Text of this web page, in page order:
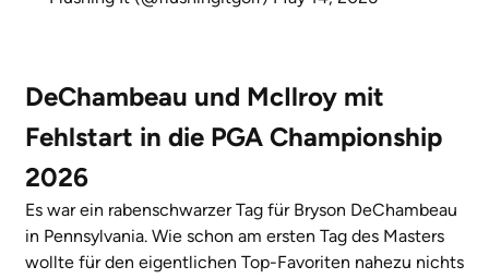
DeChambeau und McIlroy mit
Fehlstart in die PGA Championship
2026
Es war ein rabenschwarzer Tag für Bryson DeChambeau
in Pennsylvania. Wie schon am ersten Tag des Masters
wollte für den eigentlichen Top-Favoriten nahezu nichts